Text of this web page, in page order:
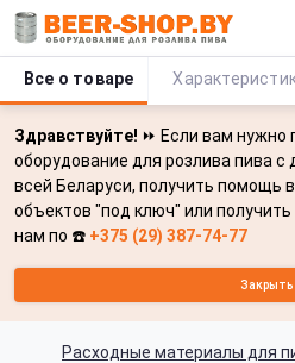
Здравствуйте! ⏩ Если вам нужно
оборудование для розлива пива с
всей Беларуси, получить помощь
объектов "под ключ" или
нам по ☎️ +375 (29) 387-74-77
Закрыть
Расходные материалы для
Все о товаре